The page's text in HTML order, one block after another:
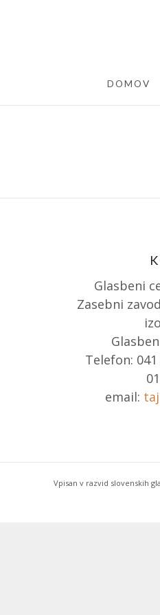
DOMOV
Glasbeni
Zasebni
Telefon: 041
email:
Vpisan v razvid slovenskih